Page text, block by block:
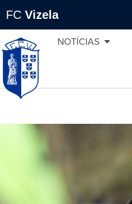
FC Vizela
NOTÍCIAS